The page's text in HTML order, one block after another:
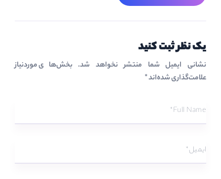
یک نظر ثبت کنید
نشانی ایمیل شما منتشر نخواهد شد. بخش‌های موردنیاز
علامت‌گذاری شده‌اند*
Full Name
*
ایمیل*